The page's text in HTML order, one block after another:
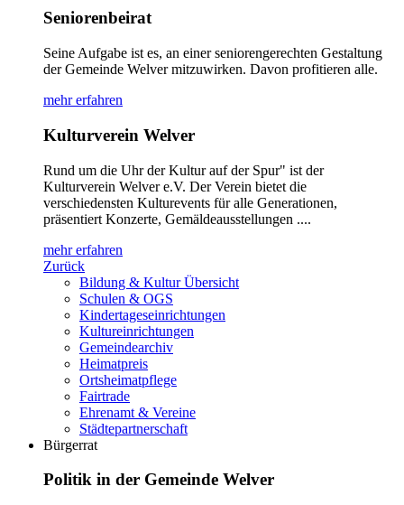
Seniorenbeirat
Seine Aufgabe ist es, an einer seniorengerechten Gestaltung
der Gemeinde Welver mitzuwirken. Davon profitieren alle.
mehr erfahren
Kulturverein Welver
Rund um die Uhr der Kultur auf der Spur" ist der
Kulturverein Welver e.V. Der Verein bietet die
verschiedensten Kulturevents für alle Generationen,
präsentiert Konzerte, Gemäldeausstellungen ....
mehr erfahren
Zurück
Bildung & Kultur Übersicht
Schulen & OGS
Kindertageseinrichtungen
Kultureinrichtungen
Gemeindearchiv
Heimatpreis
Ortsheimatpflege
Fairtrade
Ehrenamt & Vereine
Städtepartnerschaft
Bürgerrat
Politik in der Gemeinde Welver